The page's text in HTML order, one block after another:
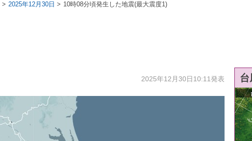
2025年12月30日 10時08分頃発生した地震(最大震度1)
2025年12月30日10:11発表